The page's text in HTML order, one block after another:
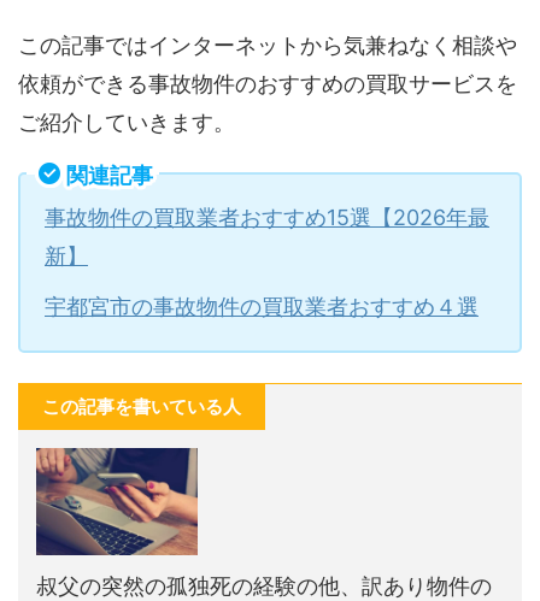
この記事ではインターネットから気兼ねなく相談や
依頼ができる事故物件のおすすめの買取サービスを
ご紹介していきます。
関連記事
事故物件の買取業者おすすめ15選【2026年最
新】
宇都宮市の事故物件の買取業者おすすめ４選
この記事を書いている人
叔父の突然の孤独死の経験の他、訳あり物件の